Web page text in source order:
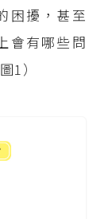
困擾，甚至
會有哪些問
1）